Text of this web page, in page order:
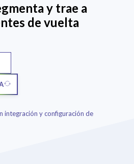
y trae a
de vuelta
integración y configuración de